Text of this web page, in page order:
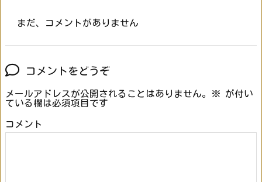
まだ、コメントがありません
コメントをどうぞ
メールアドレスが公開されることはありません。 ※ が付い
ている欄は必須項目です
コメント